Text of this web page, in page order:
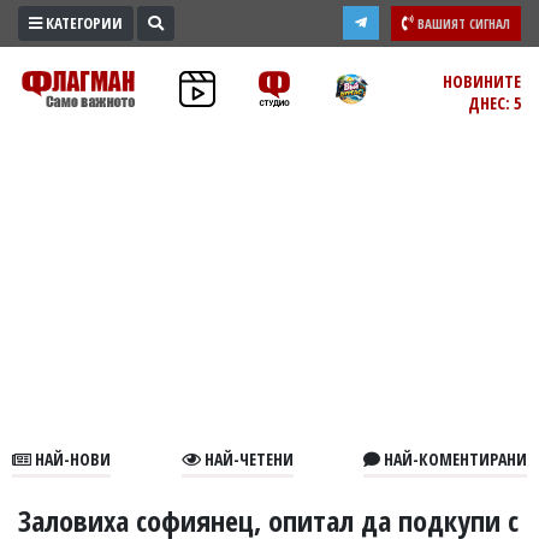
ПРОМО
ЗОНА
В
КАТЕГОРИИ ВАШИЯТ СИГНАЛ
НОВИНИТЕ
ДНЕС: 5
НАЙ-НОВИ НАЙ-ЧЕТЕНИ НАЙ-КОМЕНТИРАНИ
Заловиха софиянец, опитал да подкупи с